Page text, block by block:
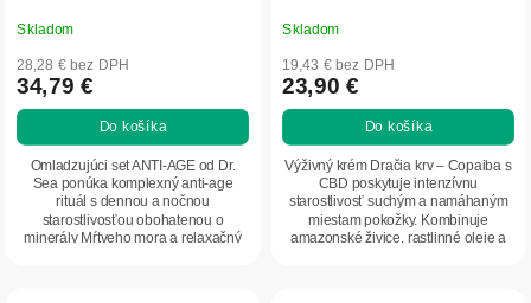
Skladom
28,28 € bez DPH
34,79 €
Do košíka
Omladzujúci set ANTI-AGE od Dr.
Sea ponúka komplexný anti-age
rituál s dennou a nočnou
starostlivosťou obohatenou o
minerály Mŕtveho mora a relaxačný
Skladom
19,43 € bez DPH
23,90 €
Do košíka
Výživný krém Dračia krv – Copaiba s
CBD poskytuje intenzívnu
starostlivosť suchým a namáhaným
miestam pokožky. Kombinuje
amazonské živice, rastlinné oleje a